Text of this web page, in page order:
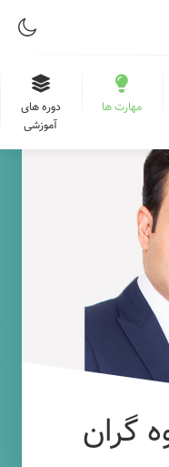
مهارت ها
دوره های
آموزشی
گران